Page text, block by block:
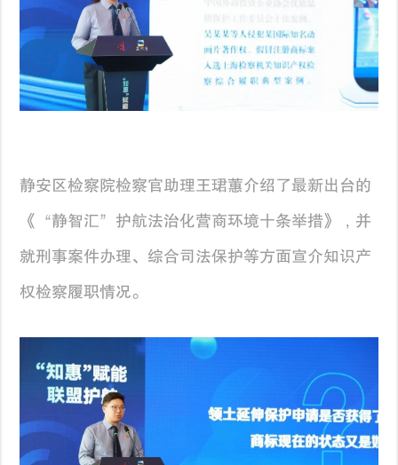
静安区检察院检察官助理王珺蕙介绍了最新出台的
《“静智汇”护航法治化营商环境十条举措》，并
就刑事案件办理、综合司法保护等方面宣介知识产
权检察履职情况。